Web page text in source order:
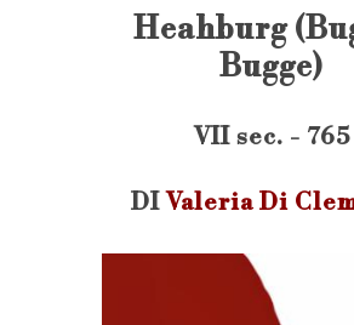
Heahburg
Bugge)
VII sec. - 765
DIValeria Di